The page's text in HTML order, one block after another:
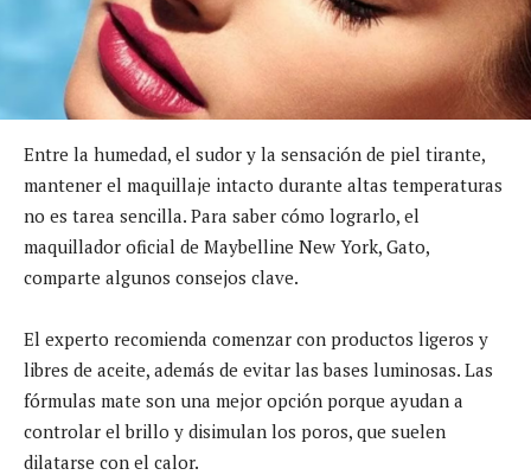
Entre la humedad, el sudor y la sensación de piel tirante,
mantener el maquillaje intacto durante altas temperaturas
no es tarea sencilla. Para saber cómo lograrlo, el
maquillador oficial de Maybelline New York, Gato,
comparte algunos consejos clave.
El experto recomienda comenzar con productos ligeros y
libres de aceite, además de evitar las bases luminosas. Las
fórmulas mate son una mejor opción porque ayudan a
controlar el brillo y disimulan los poros, que suelen
dilatarse con el calor.